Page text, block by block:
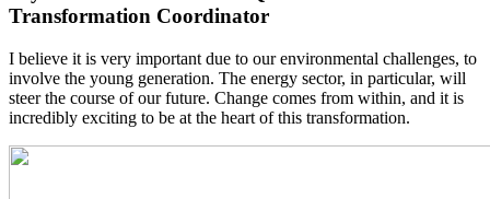
Transformation Coordinator
I believe it is very important due to our environmental challenges, to
involve the young generation. The energy sector, in particular, will
steer the course of our future. Change comes from within, and it is
incredibly exciting to be at the heart of this transformation.